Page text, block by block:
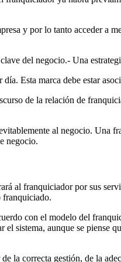
y por lo tanto acceder a
del negocio.- Una
Esta marca debe estar
de la relación de
al negocio. Una
negocio.
al franquiciador por sus
franquiciado.
con el modelo del
sistema, aunque se piense
la correcta gestión, de la